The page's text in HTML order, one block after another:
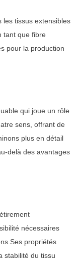
les tissus extensibles
tant que fibre
pour la production
qui joue un rôle
sens, offrant de
plus en détail
delà des avantages
nécessaires
propriétés
stabilité du tissu